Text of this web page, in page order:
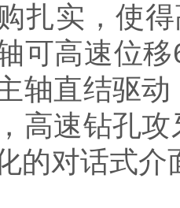
扎实，使
可高速位
轴直结驱
高速钻孔
的对话式介